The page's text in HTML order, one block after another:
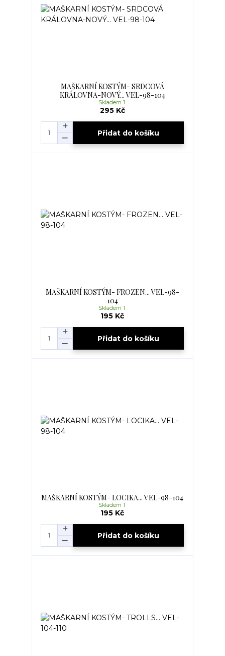
MAŠKARNÍ KOSTÝM- SRDCOVÁ
KRÁLOVNA-NOVÝ... VEL-98-104
295 Kč
Skladem 1
Přidat do košíku
MAŠKARNÍ KOSTÝM- FROZEN... VEL-98-
104
195 Kč
Skladem 1
Přidat do košíku
MAŠKARNÍ KOSTÝM- LOCIKA... VEL-98-104
195 Kč
Skladem 1
Přidat do košíku